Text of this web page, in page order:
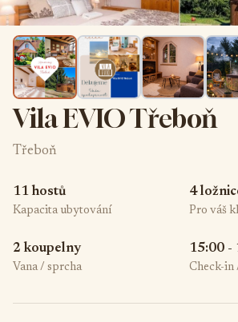
Vila EVIO Třeboň
Třeboň
11 hostů
Kapacita ubytování
4
Pro váš
2 koupelny
Vana / sprcha
15:00 -
Check-in